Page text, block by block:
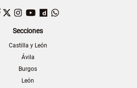
Facebook
TwitterInstagram
YouTubeDailymotion
Secciones
Castilla y León
Ávila
Burgos
León